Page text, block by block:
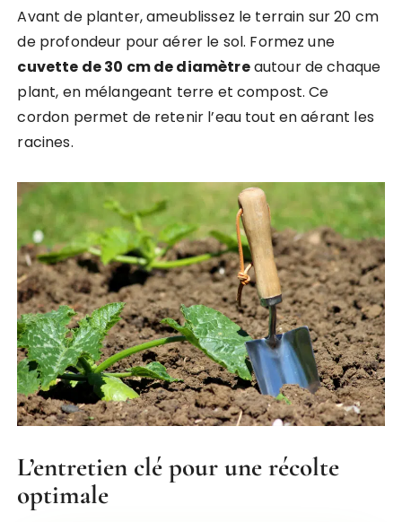
Avant de planter, ameublissez le terrain sur 20 cm
de profondeur pour aérer le sol. Formez une
cuvette de 30 cm de diamètreautour de chaque
plant, en mélangeant terre et compost. Ce
cordon permet de retenir l’eau tout en aérant les
racines.
L’entretien clé pour une récolte
optimale